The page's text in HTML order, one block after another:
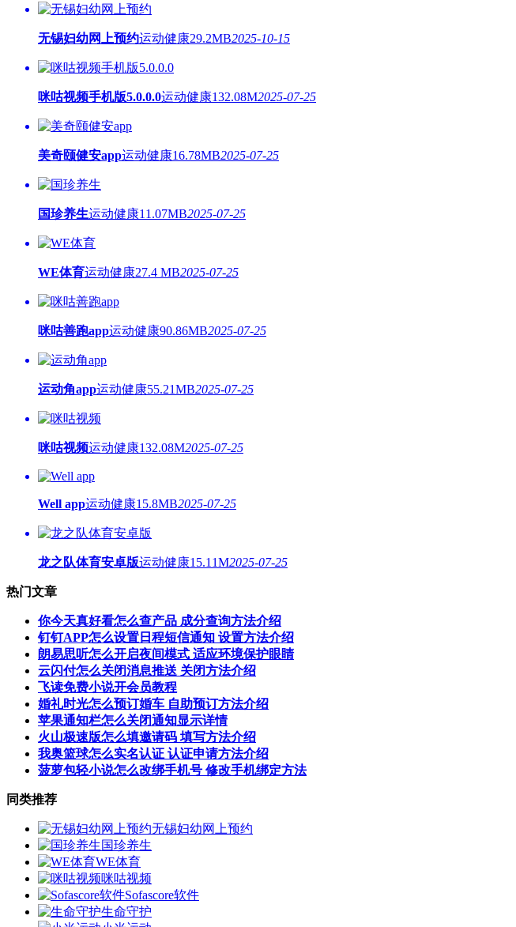
无锡妇幼网上预约运动健康29.2MB2025-10-15
咪咕视频手机版5.0.0.0运动健康132.08M2025-07-25
美奇颐健安app运动健康16.78MB2025-07-25
国珍养生运动健康11.07MB2025-07-25
WE体育运动健康27.4 MB2025-07-25
咪咕善跑app运动健康90.86MB2025-07-25
运动角app运动健康55.21MB2025-07-25
咪咕视频运动健康132.08M2025-07-25
Well app运动健康15.8MB2025-07-25
龙之队体育安卓版运动健康15.11M2025-07-25
热门文章
你今天真好看怎么查产品 成分查询方法介绍
钉钉APP怎么设置日程短信通知 设置方法介绍
朗易思听怎么开启夜间模式 适应环境保护眼睛
云闪付怎么关闭消息推送 关闭方法介绍
飞读免费小说开会员教程
婚礼时光怎么预订婚车 自助预订方法介绍
苹果通知栏怎么关闭通知显示详情
火山极速版怎么填邀请码 填写方法介绍
我奥篮球怎么实名认证 认证申请方法介绍
菠萝包轻小说怎么改绑手机号 修改手机绑定方法
同类推荐
无锡妇幼网上预约
国珍养生
WE体育
咪咕视频
Sofascore软件
生命守护